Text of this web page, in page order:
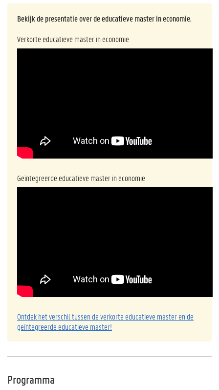
Bekijk de presentatie over de educatieve master in economie.
Verkorte educatieve master in economie
Geïntegreerde educatieve master in economie
Ontdek het verschil tussen de verkorte educatieve master en de
geïntegreerde educatieve master!
Programma